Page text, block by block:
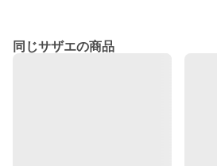
同じサザエの商品